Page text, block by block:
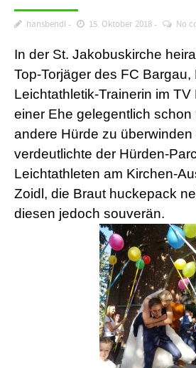
hansbendl 15. Oktober 2018 No
In der St. Jakobuskirche
Top-Torjäger des FC Bargau,
Leichtathletik-Trainerin im
einer Ehe gelegentlich schon
andere Hürde zu überwinden
verdeutlichte der Hürden-
Leichtathleten am Kirchen-
Zoidl, die Braut huckepack
diesen jedoch souverän.